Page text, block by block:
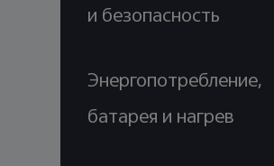
и безопасность
Энергопотребление,
батарея и нагрев